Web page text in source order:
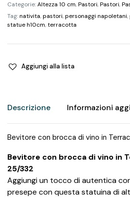
Categorie:Altezza 10 cm,Pastori,Pastori,
Tag:nativita,pastori,personaggi napoletani,
statue h10cm,terracotta
Aggiungi alla lista
Descrizione Informazioni
Bevitore con brocca di vino in
Bevitore con brocca di vino in
25/332
Aggiungi un tocco di autentica
presepe con questa statuina di